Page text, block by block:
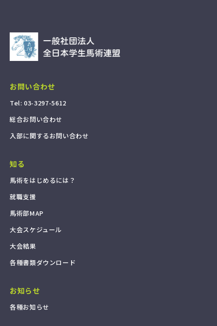
お問い合わせ
Tel: 03-3297-5612
総合お問い合わせ
入部に関するお問い合わせ
知る
馬術をは じめるには ？
就職支援
馬術部MAP
大会スケジュ ール
大会結果
各種書類ダウ ンロ ー ド
お知らせ
各種お知 らせ